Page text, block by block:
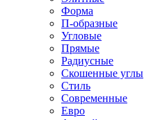
Форма
П-образные
Угловые
Прямые
Радиусные
Скошенные углы
Стиль
Современные
Евро